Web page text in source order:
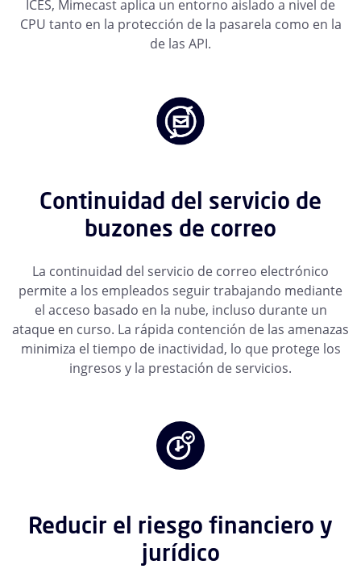
ICES, Mimecast aplica un entorno aislado a nivel de
CPU tanto en la protección de la pasarela como en la
de las API.
Continuidad del servicio de
buzones de correo
La continuidad del servicio de correo electrónico
permite a los empleados seguir trabajando mediante
el acceso basado en la nube, incluso durante un
ataque en curso. La rápida contención de las amenazas
minimiza el tiempo de inactividad, lo que protege los
ingresos y la prestación de servicios.
Reducir el riesgo financiero y
jurídico